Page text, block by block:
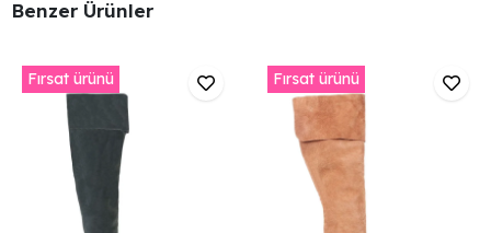
Benzer Ürünler
Fırsat ürünü Fırsat ürünü